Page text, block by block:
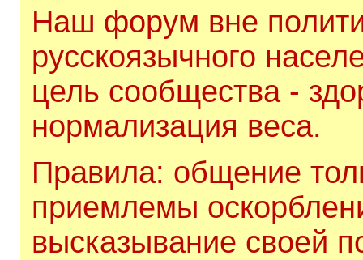
Наш форум вне
русскоязычного
цель сообщества -
нормализация веса.
Правила: общение
приемлемы
высказывание своей